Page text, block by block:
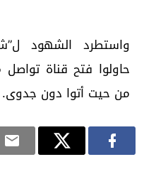
واستطرد الشهود
حاولوا فتح قناة
من حيت أتوا دون جدوى.